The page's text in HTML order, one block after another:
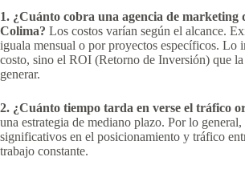
1. ¿Cuánto cobra una agencia de marketing
Colima? Los costos varían según el alcance.
iguala mensual o por proyectos específicos. Lo
costo, sino el ROI (Retorno de Inversión) que la
generar.
2. ¿Cuánto tiempo tarda en verse el tráfico
una estrategia de mediano plazo. Por lo
significativos en el posicionamiento y tráfico
trabajo constante.